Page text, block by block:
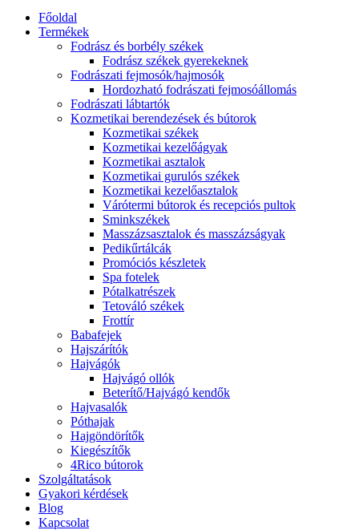
Főoldal
Termékek
Fodrász és borbély székek
Fodrász székek gyerekeknek
Fodrászati fejmosók/hajmosók
Hordozható fodrászati fejmosóállomás
Fodrászati lábtartók
Kozmetikai berendezések és bútorok
Kozmetikai székek
Kozmetikai kezelőágyak
Kozmetikai asztalok
Kozmetikai gurulós székek
Kozmetikai kezelőasztalok
Várótermi bútorok és recepciós pultok
Sminkszékek
Masszázsasztalok és masszázságyak
Pedikűrtálcák
Promóciós készletek
Spa fotelek
Pótalkatrészek
Tetováló székek
Frottír
Babafejek
Hajszárítók
Hajvágók
Hajvágó ollók
Beterítő/Hajvágó kendők
Hajvasalók
Póthajak
Hajgöndörítők
Kiegészítők
4Rico bútorok
Szolgáltatások
Gyakori kérdések
Blog
Kapcsolat